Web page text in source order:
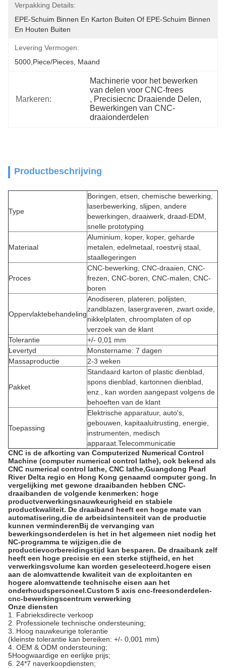
Verpakking Details:
EPE-Schuim Binnen En Karton Buiten Of EPE-Schuim Binnen
En Houten Buiten
Levering Vermogen:
5000,Piece/Pieces, Maand
Markeren:
Machinerie voor het bewerken
van delen voor CNC-frees
, Precisiecnc Draaiende Delen,
Bewerkingen van CNC-
draaionderdelen
Productbeschrijving
Type
Boringen, etsen, chemische bewerking,
laserbewerking, slijpen, andere
bewerkingen, draaiwerk, draad-EDM,
snelle prototyping
Materiaal
Aluminium, koper, koper, geharde
metalen, edelmetaal, roestvrij staal,
staallegeringen
Proces
CNC-bewerking, CNC-draaien, CNC-
frezen, CNC-boren, CNC-malen, CNC-
boren
Oppervlaktebehandeling
Anodiseren, plateren, polijsten,
zandblazen, lasergraveren, zwart oxide,
nikkelplaten, chroomplaten of op
verzoek van de klant
Tolerantie
+/- 0,01 mm
Levertyd
Monstername: 7 dagen
Massaproductie
2-3 weken
Pakket
Standaard karton of plastic dienblad,
spons dienblad, kartonnen dienblad,
enz., kan worden aangepast volgens de
behoeften van de klant
Toepassing
Elektrische apparatuur, auto's,
gebouwen, kapitaaluitrusting, energie,
instrumenten, medisch
apparaat.Telecommunicatie
CNC is de afkorting van Computerized Numerical Control
Machine (computer numerical control lathe), ook bekend als
CNC numerical control lathe, CNC lathe,Guangdong Pearl
River Delta regio en Hong Kong genaamd computer gong. In
vergelijking met gewone draaibanden hebben CNC-
draaibanden de volgende kenmerken: hoge
productverwerkingsnauwkeurigheid en stabiele
productkwaliteit. De draaiband heeft een hoge mate van
automatisering,die de arbeidsintensiteit van de productie
kunnen verminderenBij de vervanging van
bewerkingsonderdelen is het in het algemeen niet nodig het
NC-programma te wijzigen.die de
productievoorbereidingstijd kan besparen. De draaibank zelf
heeft een hoge precisie en een sterke stijfheid, en het
verwerkingsvolume kan worden geselecteerd.hogere eisen
aan de alomvattende kwaliteit van de exploitanten en
hogere alomvattende technische eisen aan het
onderhoudspersoneel.Custom 5 axis cnc-freesonderdelen-
cnc-bewerkingscentrum verwerking
Onze diensten
1. Fabrieksdirecte verkoop
2. Professionele technische ondersteuning;
3. Hoog nauwkeurige tolerantie
(kleinste tolerantie kan bereiken: +/- 0,001 mm)
4. OEM & ODM ondersteuning;
5Hoogwaardige en eerlijke prijs;
6. 24*7 naverkoopdiensten;